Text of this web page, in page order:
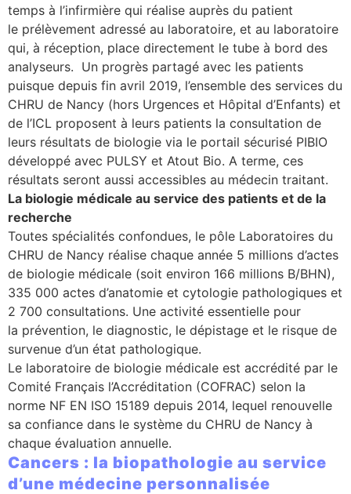
temps à l’infirmière qui réalise auprès du patient
le prélèvement adressé au laboratoire, et au laboratoire
qui, à réception, place directement le tube à bord des
analyseurs. Un progrès partagé avec les patients
puisque depuis fin avril 2019, l’ensemble des services du
CHRU de Nancy (hors Urgences et Hôpital d’Enfants) et
de l’ICL proposent à leurs patients la consultation de
leurs résultats de biologie via le portail sécurisé PIBIO
développé avec PULSY et Atout Bio. A terme, ces
résultats seront aussi accessibles au médecin traitant.
La biologie médicale au service des patients et de la
recherche
Toutes spécialités confondues, le pôle Laboratoires du
CHRU de Nancy réalise chaque année 5 millions d’actes
de biologie médicale (soit environ 166 millions B/BHN),
335 000 actes d’anatomie et cytologie pathologiques et
2 700 consultations. Une activité essentielle pour
la prévention, le diagnostic, le dépistage et le risque de
survenue d’un état pathologique.
Le laboratoire de biologie médicale est accrédité par le
Comité Français l’Accréditation (COFRAC) selon la
norme NF EN ISO 15189 depuis 2014, lequel renouvelle
sa confiance dans le système du CHRU de Nancy à
chaque évaluation annuelle.
Cancers : la biopathologie au service
d’une médecine personnalisée